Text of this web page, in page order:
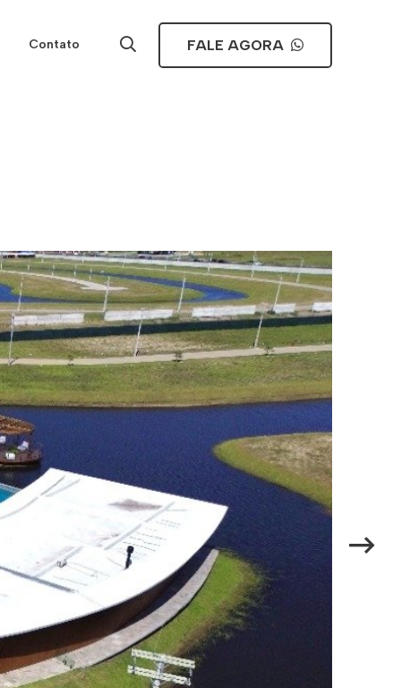
Contato FALE AGORA